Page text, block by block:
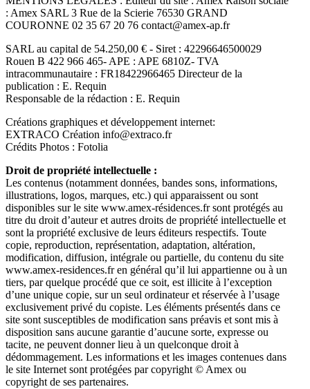
: Amex SARL 3 Rue de la Scierie 76530 GRAND
COURONNE 02 35 67 20 76 contact@amex-ap.fr
SARL au capital de 54.250,00 € - Siret : 42296646500029
Rouen B 422 966 465- APE : APE 6810Z- TVA
intracommunautaire : FR18422966465 Directeur de la
publication : E. Requin
Responsable de la rédaction : E. Requin
Créations graphiques et développement internet:
EXTRACO Création info@extraco.fr
Crédits Photos : Fotolia
Droit de propriété intellectuelle :
Les contenus (notamment données, bandes sons, informations,
illustrations, logos, marques, etc.) qui apparaissent ou sont
disponibles sur le site www.amex-résidences.fr sont protégés au
titre du droit d’auteur et autres droits de propriété intellectuelle et
sont la propriété exclusive de leurs éditeurs respectifs. Toute
copie, reproduction, représentation, adaptation, altération,
modification, diffusion, intégrale ou partielle, du contenu du site
www.amex-residences.fr en général qu’il lui appartienne ou à un
tiers, par quelque procédé que ce soit, est illicite à l’exception
d’une unique copie, sur un seul ordinateur et réservée à l’usage
exclusivement privé du copiste. Les éléments présentés dans ce
site sont susceptibles de modification sans préavis et sont mis à
disposition sans aucune garantie d’aucune sorte, expresse ou
tacite, ne peuvent donner lieu à un quelconque droit à
dédommagement. Les informations et les images contenues dans
le site Internet sont protégées par copyright © Amex ou
copyright de ses partenaires.